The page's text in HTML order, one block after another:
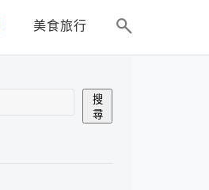
美食旅行
搜
尋